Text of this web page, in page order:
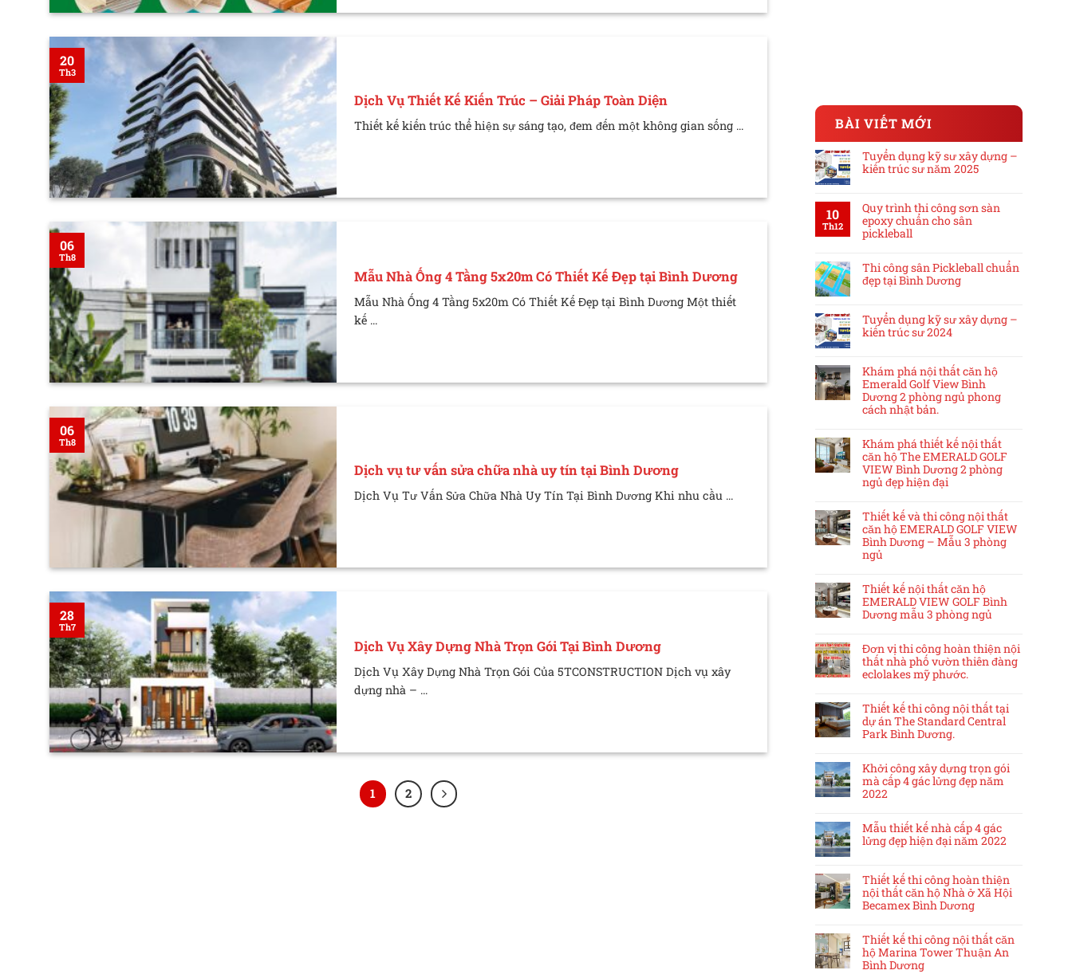
Dịch Vụ Thiết Kế Kiến Trúc – Giải Pháp Toàn Diện
Thiết kế kiến trúc thể hiện sự sáng tạo, đem đến một không gian sống ...
20
Th3
Mẫu Nhà Ống 4 Tầng 5x20m Có Thiết Kế Đẹp tại Bình Dương
Mẫu Nhà Ống 4 Tầng 5x20m Có Thiết Kế Đẹp tại Bình Dương Một thiết
kế ...
06
Th8
Dịch vụ tư vấn sửa chữa nhà uy tín tại Bình Dương
Dịch Vụ Tư Vấn Sửa Chữa Nhà Uy Tín Tại Bình Dương Khi nhu cầu ...
06
Th8
Dịch Vụ Xây Dựng Nhà Trọn Gói Tại Bình Dương
Dịch Vụ Xây Dựng Nhà Trọn Gói Của 5TCONSTRUCTION Dịch vụ xây
dựng nhà – ...
28
Th7
1 2
BÀI VIẾT MỚI
Tuyển dụng kỹ sư xây dựng –
kiến trúc sư năm 2025
10
Th12
Quy trình thi công sơn sàn
epoxy chuẩn cho sân
pickleball
Thi công sân Pickleball chuẩn
đẹp tại Bình Dương
Tuyển dụng kỹ sư xây dựng –
kiến trúc sư 2024
Khám phá nội thất căn hộ
Emerald Golf View Bình
Dương 2 phòng ngủ phong
cách nhật bản.
Khám phá thiết kế nội thất
căn hộ The EMERALD GOLF
VIEW Bình Dương 2 phòng
ngủ đẹp hiện đại
Thiết kế và thi công nội thất
căn hộ EMERALD GOLF VIEW
Bình Dương – Mẫu 3 phòng
ngủ
Thiết kế nội thất căn hộ
EMERALD VIEW GOLF Bình
Dương mẫu 3 phòng ngủ
Đơn vị thi công hoàn thiện nội
thất nhà phố vườn thiên đàng
eclolakes mỹ phước.
Thiết kế thi công nội thất tại
dự án The Standard Central
Park Bình Dương.
Khởi công xây dựng trọn gói
mà cấp 4 gác lửng đẹp năm
2022
Mẫu thiết kế nhà cấp 4 gác
lửng đẹp hiện đại năm 2022
Thiết kế thi công hoàn thiện
nội thất căn hộ Nhà ở Xã Hội
Becamex Bình Dương
Thiết kế thi công nội thất căn
hộ Marina Tower Thuận An
Bình Dương